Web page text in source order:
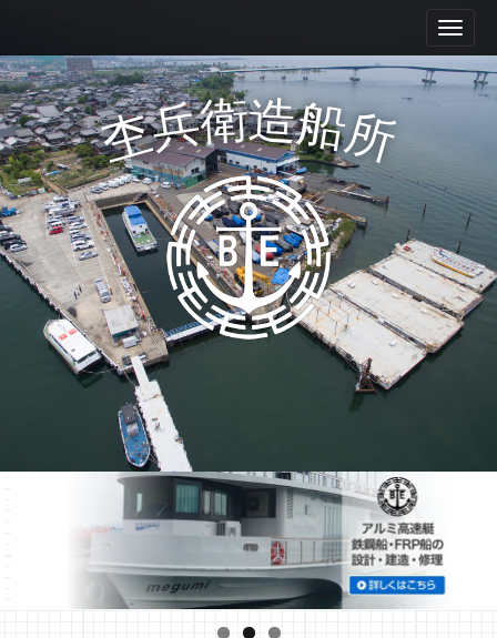
i
n
m
e
n
u
i
p
t
o
c
o
n
t
e
杢兵衛造船所
Mokube shipyard Co., Ltd.